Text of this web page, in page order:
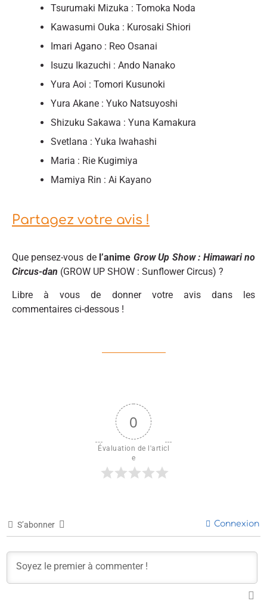
Tsurumaki Mizuka : Tomoka Noda
Kawasumi Ouka : Kurosaki Shiori
Imari Agano : Reo Osanai
Isuzu Ikazuchi : Ando Nanako
Yura Aoi : Tomori Kusunoki
Yura Akane : Yuko Natsuyoshi
Shizuku Sakawa : Yuna Kamakura
Svetlana : Yuka Iwahashi
Maria : Rie Kugimiya
Mamiya Rin : Ai Kayano
Partagez votre avis !
Que pensez-vous de l’anime Grow Up Show : Himawari no
Circus-dan (GROW UP SHOW : Sunflower Circus) ?
Libre à vous de donner votre avis dans les
commentaires ci-dessous !
0
Évaluation de l'articl
e
S’abonner Connexion